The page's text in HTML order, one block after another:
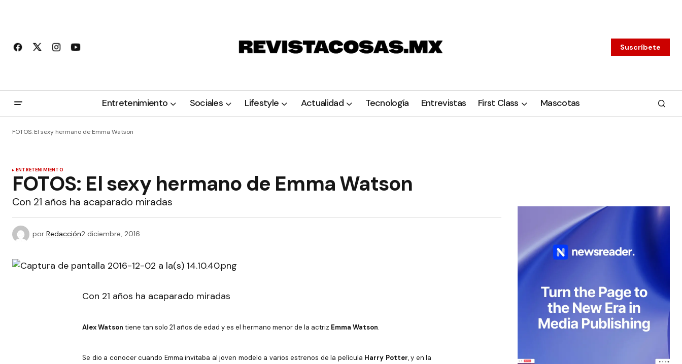
Suscríbete
Entretenimiento Sociales Lifestyle Actualidad Tecnología Entrevistas First Class Mascotas
FOTOS: El sexy hermano de Emma Watson
ENTRETENIMIENTO
FOTOS: El sexy hermano de Emma Watson
Con 21 años ha acaparado miradas
por Redacción2 diciembre, 2016
Con 21 años ha acaparado miradas
Alex Watson tiene tan solo 21 años de edad y es el hermano menor de la actriz Emma Watson.
Se dio a conocer cuando Emma invitaba al joven modelo a varios estrenos de la película Harry Potter, y en la